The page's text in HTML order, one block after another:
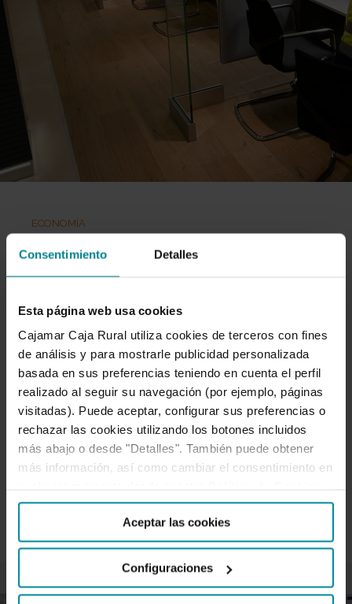
Consentimiento Detalles
Esta página web usa cookies
Cajamar Caja Rural utiliza cookies de terceros con fines
de análisis y para mostrarle publicidad personalizada
basada en sus preferencias teniendo en cuenta el perfil
realizado al seguir su navegación (por ejemplo, páginas
visitadas). Puede aceptar, configurar sus preferencias o
rechazar las cookies utilizando los botones incluidos
más abajo o desde "Detalles". También puede obtener
más información, así como cambiar el consentimiento en
Aceptar las cookies
Configuraciones
ECONOMÍA
Generamos un impacto económico
de 5.803 millones de renta y
105.314 empleos con nuestra
financiación en 2020
Nuestro presidente de Cajamar, Eduardo Baamonde, en
asistentes a la Asamblea General…